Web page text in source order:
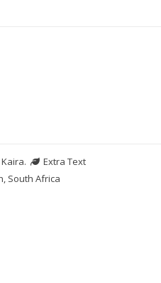
Kaira.
Extra Text
South Africa